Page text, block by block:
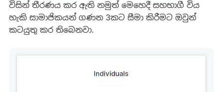
විසින් තීරණය කර ඇති නමුත් මෙහෙදී සහභාගී විය
හැකි සාමාජිකයන් ගණන 3කට සීමා කිරීමට ඔවුන්
කටයුතු කර තිබෙනවා.